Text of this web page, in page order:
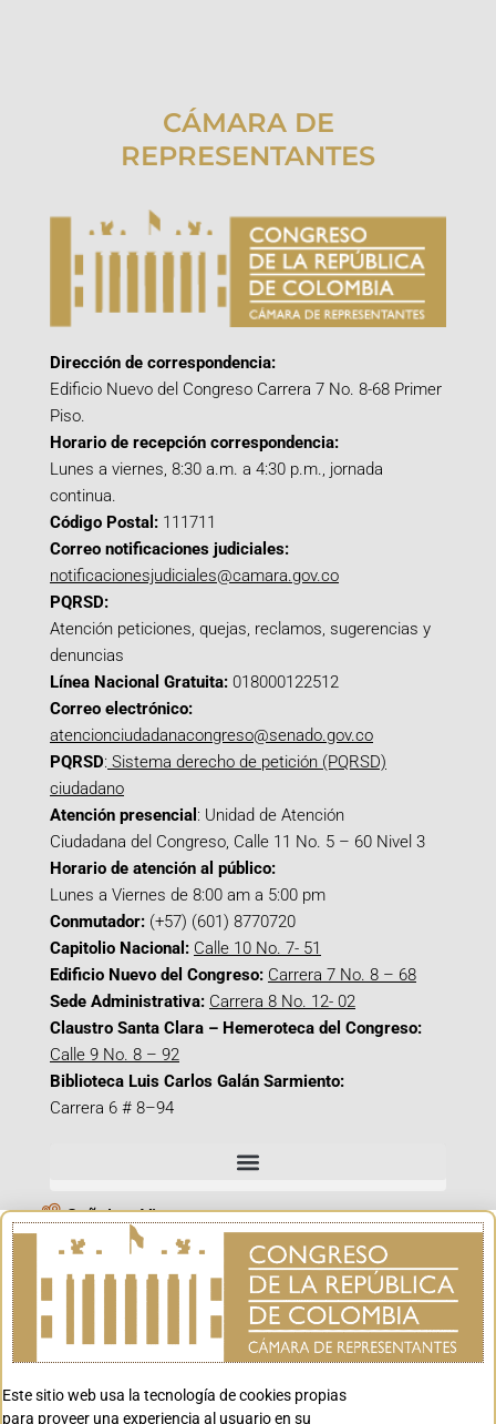
CÁMARA DE
REPRESENTANTES
Dirección de correspondencia:
Edificio Nuevo del Congreso Carrera 7 No. 8-68 Primer
Piso.
Horario de recepción correspondencia:
Lunes a viernes, 8:30 a.m. a 4:30 p.m., jornada
continua.
Código Postal: 111711
Correo notificaciones judiciales:
notificacionesjudiciales@camara.gov.co
PQRSD:
Atención peticiones, quejas, reclamos, sugerencias y
denuncias
Línea Nacional Gratuita: 018000122512
Correo electrónico:
atencionciudadanacongreso@senado.gov.co
PQRSD: Sistema derecho de petición (PQRSD)
ciudadano
Atención presencial : Unidad de Atención
Ciudadana del Congreso, Calle 11 No. 5 – 60 Nivel 3
Horario de atención al público:
Lunes a Viernes de 8:00 am a 5:00 pm
Conmutador: (+57) (601) 8770720
Capitolio Nacional: Calle 10 No. 7- 51
Edificio Nuevo del Congreso: Carrera 7 No. 8 – 68
Sede Administrativa: Carrera 8 No. 12- 02
Claustro Santa Clara – Hemeroteca del Congreso:
Calle 9 No. 8 – 92
Biblioteca Luis Carlos Galán Sarmiento:
Carrera 6 # 8–94
Señal en Vivo
Facebook_@CamaraColombia
Instagram_@CamaraColombia
X_@CamaraColombia
Youtube_@CamaraColombia
Tiktok_@CamaraColombia
Este sitio web usa la tecnología de cookies propias
para proveer una experiencia al usuario en su